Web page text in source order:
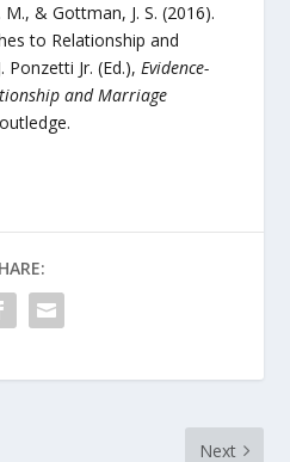
& Gottman, J. S. (2016).
to Relationship and
Ponzetti Jr. (Ed.),Evidence-
and Marriage
Next